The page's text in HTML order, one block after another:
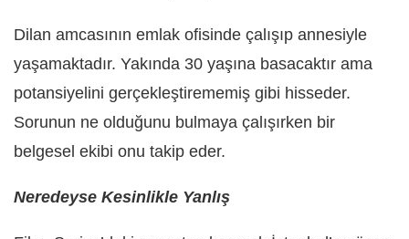
Dilan amcasının emlak ofisinde çalışıp annesiyle
yaşamaktadır. Yakında 30 yaşına basacaktır ama
potansiyelini gerçekleştirememiş gibi hisseder.
Sorunun ne olduğunu bulmaya çalışırken bir
belgesel ekibi onu takip eder.
Neredeyse Kesinlikle Yanlış